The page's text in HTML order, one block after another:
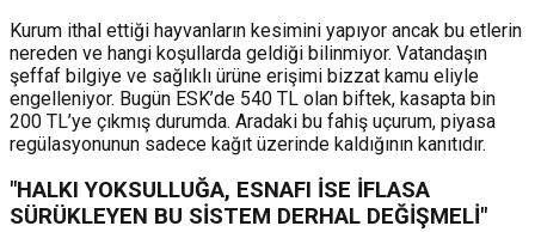
Kurum ithal ettiği hayvanların kesimini yapıyor ancak bu etlerin
nereden ve hangi koşullarda geldiği bilinmiyor. Vatandaşın
şeffaf bilgiye ve sağlıklı ürüne erişimi bizzat kamu eliyle
engelleniyor. Bugün ESK’de 540 TL olan biftek, kasapta bin
200 TL’ye çıkmış durumda. Aradaki bu fahiş uçurum, piyasa
regülasyonunun sadece kağıt üzerinde kaldığının kanıtıdır.
"HALKI YOKSULLUĞA, ESNAFI İSE İFLASA
SÜRÜKLEYEN BU SİSTEM DERHAL DEĞİŞMELİ"